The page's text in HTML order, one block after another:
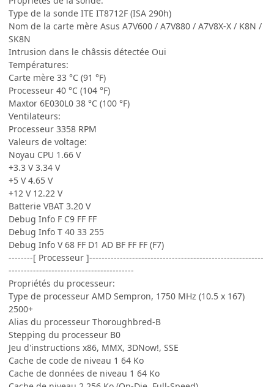
Type de la sonde ITE IT8712F (ISA 290h)
Nom de la carte mère Asus A7V600 / A7V880 / A7V8X-X / K8N /
SK8N
Intrusion dans le châssis détectée Oui
Températures:
Carte mère 33 °C (91 °F)
Processeur 40 °C (104 °F)
Maxtor 6E030L0 38 °C (100 °F)
Ventilateurs:
Processeur 3358 RPM
Valeurs de voltage:
Noyau CPU 1.66 V
+3.3 V 3.34 V
+5 V 4.65 V
+12 V 12.22 V
Batterie VBAT 3.20 V
Debug Info F C9 FF FF
Debug Info T 40 33 255
Debug Info V 68 FF D1 AD BF FF FF (F7)
--------[ Processeur ]---------------------------------------------------------
-----------------------------------------
Propriétés du processeur:
Type de processeur AMD Sempron, 1750 MHz (10.5 x 167)
2500+
Alias du processeur Thoroughbred-B
Stepping du processeur B0
Jeu d'instructions x86, MMX, 3DNow!, SSE
Cache de code de niveau 1 64 Ko
Cache de données de niveau 1 64 Ko